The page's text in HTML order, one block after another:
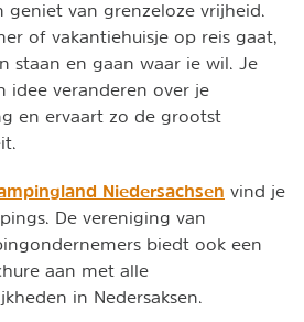
van grenzeloze vrijheid.
of vakantiehuisje op reis gaat,
staan en gaan waar ie wil. Je
idee veranderen over je
en ervaart zo de grootst
Niedersachsen vind je
De vereniging van
biedt ook een
aan met alle
in Nedersaksen.